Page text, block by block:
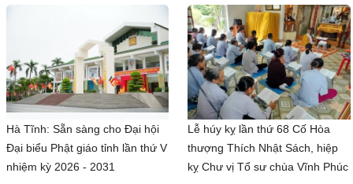
Hà Tĩnh: Sẵn sàng cho Đại hội
Đại biểu Phật giáo tỉnh lần thứ V
nhiệm kỳ 2026 - 2031
Lễ húy kỵ lần thứ 68 Cố Hòa
thượng Thích Nhật Sách, hiệp
kỵ Chư vị Tổ sư chùa Vĩnh Phúc